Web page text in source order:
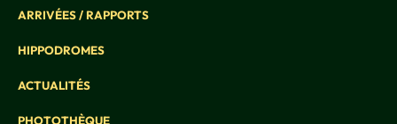
ARRIVÉES / RAPPORTS
HIPPODROMES
ACTUALITÉS
PHOTOTHÈQUE